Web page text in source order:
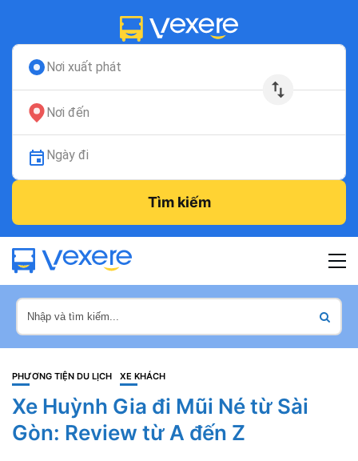
Nơi xuất phát
Nơi đến
Ngày đi
Tìm kiếm
PHƯƠNG TIỆN DU LỊCH XE KHÁCH
Xe Huỳnh Gia đi Mũi Né từ Sài
Gòn: Review từ A đến Z